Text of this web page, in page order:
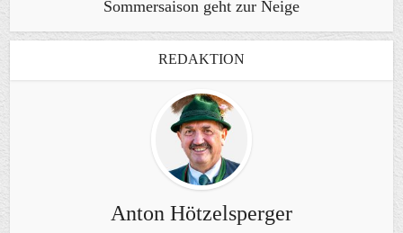
Sommersaison geht zur Neige
REDAKTION
Anton Hötzelsperger